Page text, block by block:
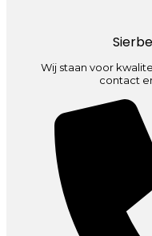
Wij staan voor
contact